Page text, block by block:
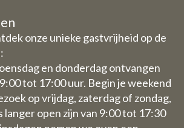
onze unieke gastvrijheid op de
en donderdag ontvangen
tot 17:00 uur. Begin je weekend
op vrijdag, zaterdag of zondag,
langer open zijn van 9:00 tot 17:30